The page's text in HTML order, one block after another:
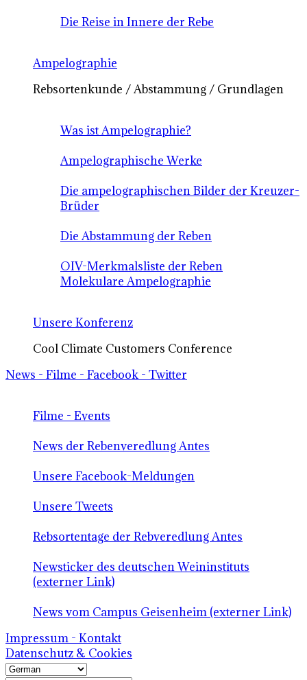
Die Reise in Innere der Rebe
Ampelographie
Rebsortenkunde / Abstammung / Grundlagen
Was ist Ampelographie?
Ampelographische Werke
Die ampelographischen Bilder der Kreuzer-
Brüder
Die Abstammung der Reben
OIV-Merkmalsliste der Reben
Molekulare Ampelographie
Unsere Konferenz
Cool Climate Customers Conference
News - Filme - Facebook - Twitter
Filme - Events
News der Rebenveredlung Antes
Unsere Facebook-Meldungen
Unsere Tweets
Rebsortentage der Rebveredlung Antes
Newsticker des deutschen Weininstituts
(externer Link)
News vom Campus Geisenheim (externer Link)
Impressum - Kontakt
Datenschutz & Cookies